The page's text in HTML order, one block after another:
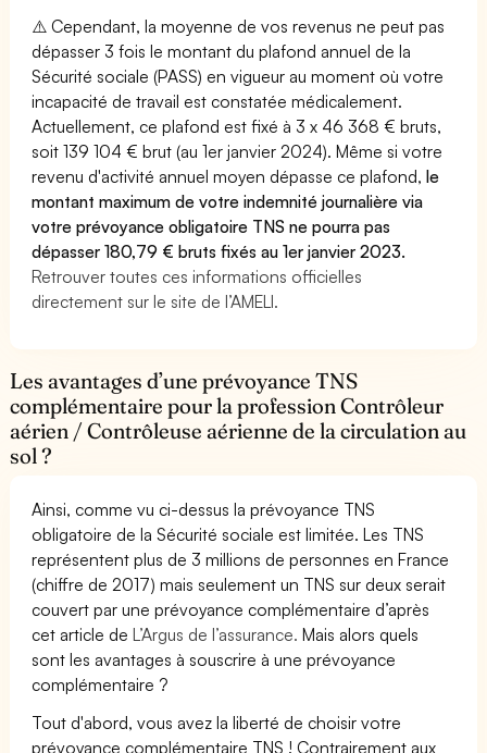
⚠️ Cependant, la moyenne de vos revenus ne peut pas
dépasser 3 fois le montant du plafond annuel de la
Sécurité sociale (PASS) en vigueur au moment où votre
incapacité de travail est constatée médicalement.
Actuellement, ce plafond est fixé à 3 x 46 368 € bruts,
soit 139 104 € brut (au 1er janvier 2024). Même si votre
revenu d'activité annuel moyen dépasse ce plafond,le
montant maximum de votre indemnité journalière via
votre prévoyance obligatoire TNS ne pourra pas
dépasser 180,79 € bruts fixés au 1er janvier 2023.
Retrouver toutes ces informations officielles
directement sur le site de l’AMELI.
Les avantages d’une prévoyance TNS
complémentaire pour la profession Contrôleur
aérien / Contrôleuse aérienne de la circulation au
sol ?
Ainsi, comme vu ci-dessus la prévoyance TNS
obligatoire de la Sécurité sociale est limitée. Les TNS
représentent plus de 3 millions de personnes en France
(chiffre de 2017) mais seulement un TNS sur deux serait
couvert par une prévoyance complémentaire d’après
cet article deL’Argus de l’assurance. Mais alors quels
sont les avantages à souscrire à une prévoyance
complémentaire ?
Tout d'abord, vous avez la liberté de choisir votre
prévoyance complémentaire TNS ! Contrairement aux